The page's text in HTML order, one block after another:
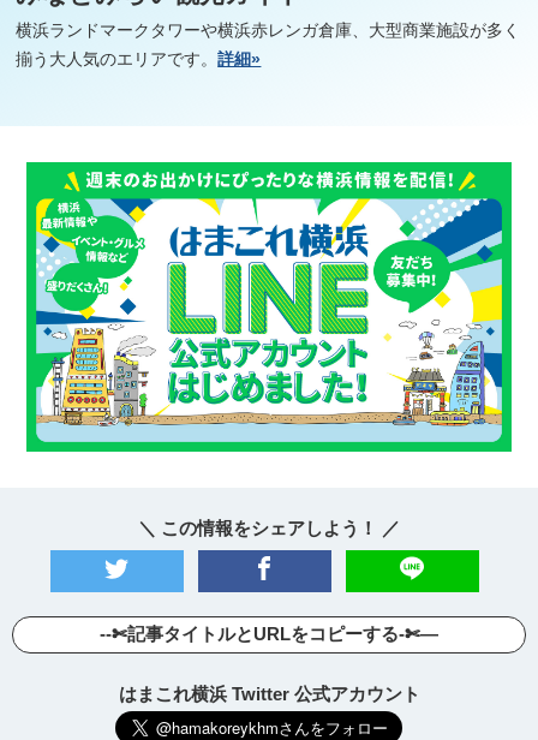
横浜ランドマークタワーや横浜赤レンガ倉庫、大型商業施設が多く
揃う大人気のエリアです。詳細»
＼ この情報をシェアしよう！ ／
--✄記事タイトルとURLをコピーする-✄—
はまこれ横浜 Twitter 公式アカウント